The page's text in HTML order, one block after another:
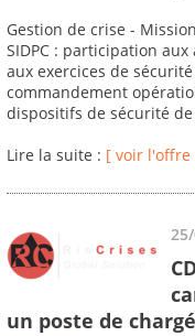
Gestion de crise -
SIDPC : participation
aux exercices de
commandement
dispositifs de sécurité
Lire la suite : [ voir l'offre
un poste de